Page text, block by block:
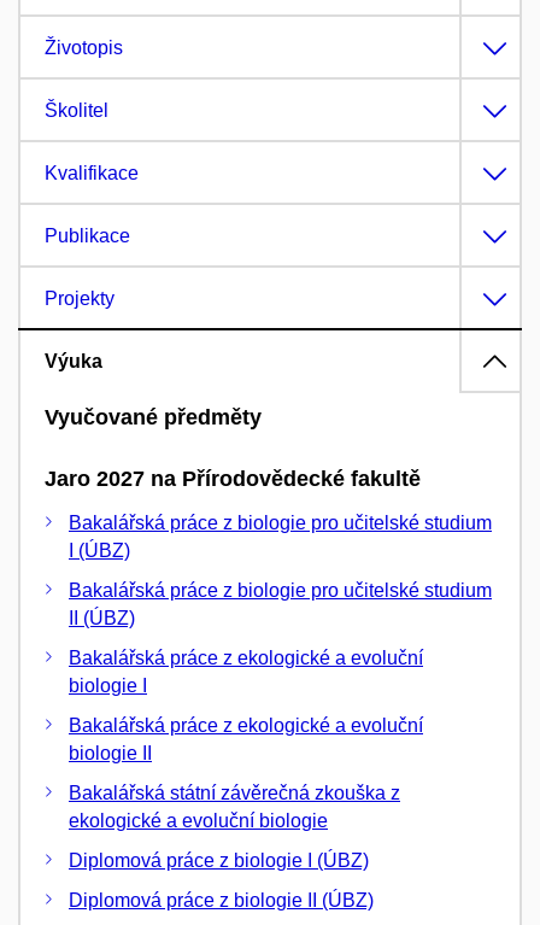
Životopis
Školitel
Kvalifikace
Publikace
Projekty
Výuka
Vyučované předměty
Jaro 2027 na Přírodovědecké fakultě
Bakalářská práce z biologie pro učitelské studium
I (ÚBZ)
Bakalářská práce z biologie pro učitelské studium
II (ÚBZ)
Bakalářská práce z ekologické a evoluční
biologie I
Bakalářská práce z ekologické a evoluční
biologie II
Bakalářská státní závěrečná zkouška z
ekologické a evoluční biologie
Diplomová práce z biologie I (ÚBZ)
Diplomová práce z biologie II (ÚBZ)